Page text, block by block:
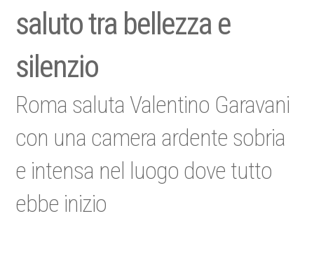
saluto tra bellezza e
silenzio
Roma saluta Valentino Garavani
con una camera ardente sobria
e intensa nel luogo dove tutto
ebbe inizio